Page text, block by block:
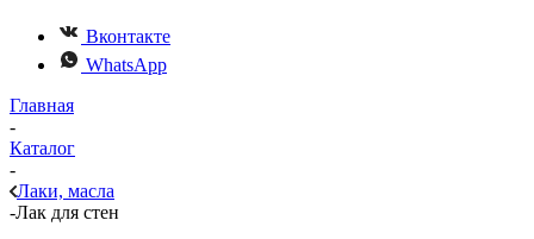
Вконтакте
WhatsApp
Главная
-
Каталог
-
Лаки, масла
-Лак для стен